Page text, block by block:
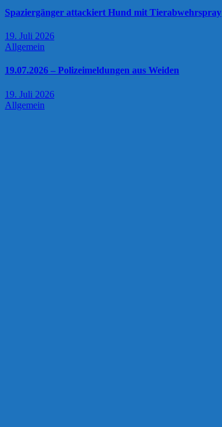
Spaziergänger attackiert Hund mit Tierabwehrspray
19. Juli 2026
Allgemein
19.07.2026 – Polizeimeldungen aus Weiden
19. Juli 2026
Allgemein